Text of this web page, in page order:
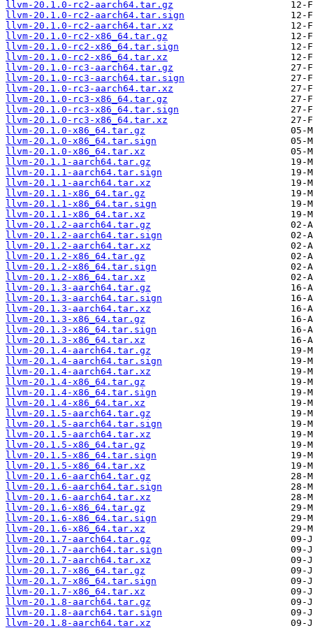
llvm-20.1.0-rc2-aarch64.tar.gz
llvm-20.1.0-rc2-aarch64.tar.sign
llvm-20.1.0-rc2-aarch64.tar.xz
llvm-20.1.0-rc2-x86_64.tar.gz
llvm-20.1.0-rc2-x86_64.tar.sign
llvm-20.1.0-rc2-x86_64.tar.xz
llvm-20.1.0-rc3-aarch64.tar.gz
llvm-20.1.0-rc3-aarch64.tar.sign
llvm-20.1.0-rc3-aarch64.tar.xz
llvm-20.1.0-rc3-x86_64.tar.gz
llvm-20.1.0-rc3-x86_64.tar.sign
llvm-20.1.0-rc3-x86_64.tar.xz
llvm-20.1.0-x86_64.tar.gz
llvm-20.1.0-x86_64.tar.sign
llvm-20.1.0-x86_64.tar.xz
llvm-20.1.1-aarch64.tar.gz
llvm-20.1.1-aarch64.tar.sign
llvm-20.1.1-aarch64.tar.xz
llvm-20.1.1-x86_64.tar.gz
llvm-20.1.1-x86_64.tar.sign
llvm-20.1.1-x86_64.tar.xz
llvm-20.1.2-aarch64.tar.gz
llvm-20.1.2-aarch64.tar.sign
llvm-20.1.2-aarch64.tar.xz
llvm-20.1.2-x86_64.tar.gz
llvm-20.1.2-x86_64.tar.sign
llvm-20.1.2-x86_64.tar.xz
llvm-20.1.3-aarch64.tar.gz
llvm-20.1.3-aarch64.tar.sign
llvm-20.1.3-aarch64.tar.xz
llvm-20.1.3-x86_64.tar.gz
llvm-20.1.3-x86_64.tar.sign
llvm-20.1.3-x86_64.tar.xz
llvm-20.1.4-aarch64.tar.gz
llvm-20.1.4-aarch64.tar.sign
llvm-20.1.4-aarch64.tar.xz
llvm-20.1.4-x86_64.tar.gz
llvm-20.1.4-x86_64.tar.sign
llvm-20.1.4-x86_64.tar.xz
llvm-20.1.5-aarch64.tar.gz
llvm-20.1.5-aarch64.tar.sign
llvm-20.1.5-aarch64.tar.xz
llvm-20.1.5-x86_64.tar.gz
llvm-20.1.5-x86_64.tar.sign
llvm-20.1.5-x86_64.tar.xz
llvm-20.1.6-aarch64.tar.gz
llvm-20.1.6-aarch64.tar.sign
llvm-20.1.6-aarch64.tar.xz
llvm-20.1.6-x86_64.tar.gz
llvm-20.1.6-x86_64.tar.sign
llvm-20.1.6-x86_64.tar.xz
llvm-20.1.7-aarch64.tar.gz
llvm-20.1.7-aarch64.tar.sign
llvm-20.1.7-aarch64.tar.xz
llvm-20.1.7-x86_64.tar.gz
llvm-20.1.7-x86_64.tar.sign
llvm-20.1.7-x86_64.tar.xz
llvm-20.1.8-aarch64.tar.gz
llvm-20.1.8-aarch64.tar.sign
llvm-20.1.8-aarch64.tar.xz